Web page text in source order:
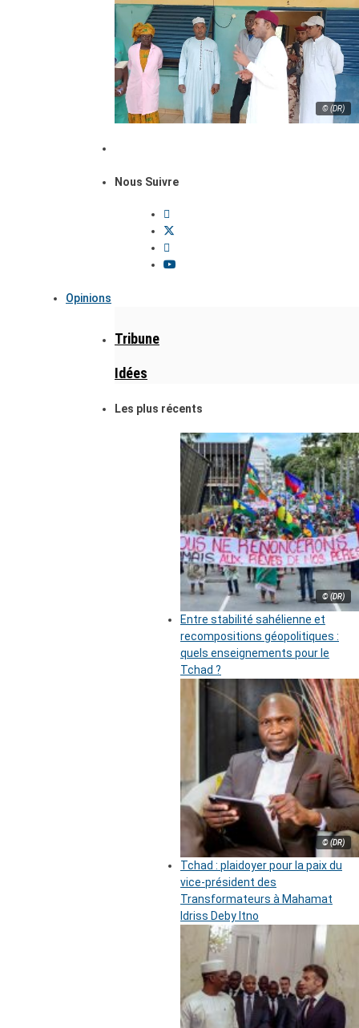
© (DR)
Nous Suivre
Opinions
Tribune
Idées
Les plus récents
© (DR)
Entre stabilité sahélienne et
recompositions géopolitiques :
quels enseignements pour le
Tchad ?
© (DR)
Tchad : plaidoyer pour la paix du
vice-président des
Transformateurs à Mahamat
Idriss Deby Itno